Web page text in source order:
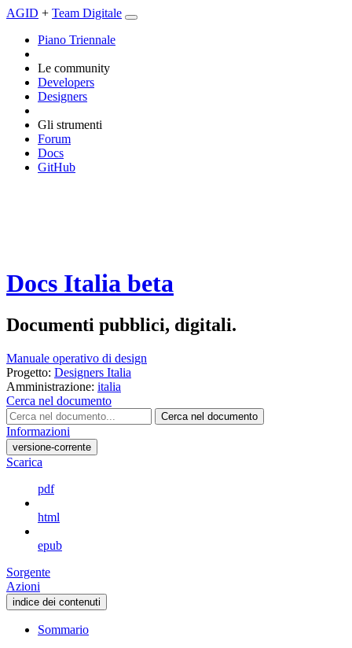
AGID + Team Digitale
Piano Triennale
Le community
Developers
Designers
Gli strumenti
Forum
Docs
GitHub
Docs Italia beta
Documenti pubblici, digitali.
Manuale operativo di design
Progetto: Designers Italia
Amministrazione: italia
Cerca nel documento
Cerca nel documento
Informazioni
versione-corrente
Scarica
pdf
html
epub
Sorgente
Azioni
indice dei contenuti
Sommario